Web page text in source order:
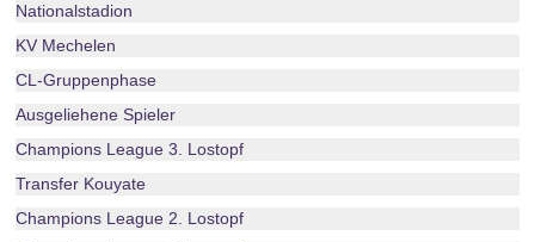
Nationalstadion
KV Mechelen
CL-Gruppenphase
Ausgeliehene Spieler
Champions League 3. Lostopf
Transfer Kouyate
Champions League 2. Lostopf